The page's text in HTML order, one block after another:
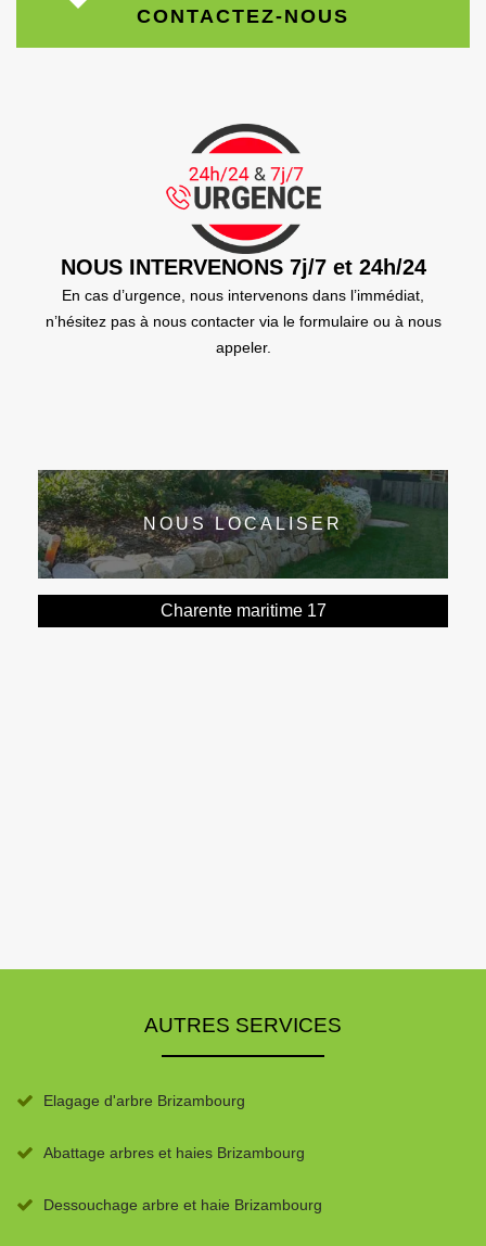
CONTACTEZ-NOUS
NOUS INTERVENONS 7j/7 et 24h/24
En cas d’urgence, nous intervenons dans l’immédiat,
n’hésitez pas à nous contacter via le formulaire ou à nous
appeler.
NOUS LOCALISER
Charente maritime 17
AUTRES SERVICES
Elagage d'arbre Brizambourg
Abattage arbres et haies Brizambourg
Dessouchage arbre et haie Brizambourg